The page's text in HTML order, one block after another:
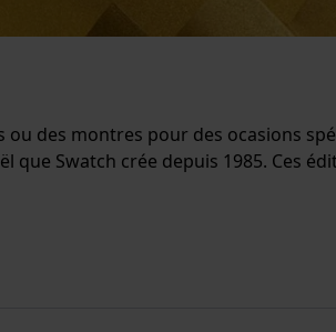
des montres pour des ocasions
que Swatch crée depuis 1985. Ces